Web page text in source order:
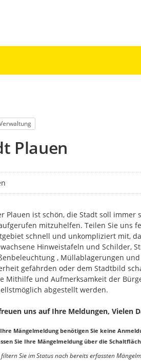
Plauen
Plauen ist schön, die Stadt soll
mitzuhelfen. Teilen Sie uns
schnell und unkompliziert mit,
Hinweistafeln und Schilder,
, Müllablagerungen
gefährden oder dem Stadtbild
Mithilfe und Aufmerksamkeit der
abgestellt werden.
uns auf Ihre Meldungen, Vielen
Mängelmeldung benötigen Sie keine
Sie Ihre Mängelmeldung über die
Sie im Status nach bereits erfassten